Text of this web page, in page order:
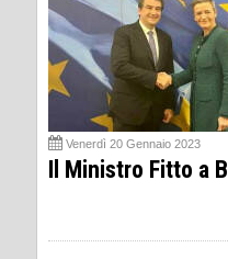
Venerdì 20 Gennaio 2023
Il Ministro Fitto a